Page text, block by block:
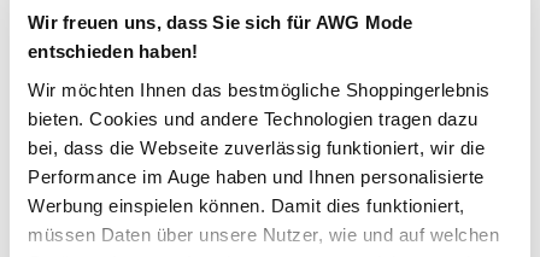
Wir freuen uns, dass Sie sich für AWG Mode
entschieden haben!
Wir möchten Ihnen das bestmögliche Shoppingerlebnis
bieten. Cookies und andere Technologien tragen dazu
bei, dass die Webseite zuverlässig funktioniert, wir die
Performance im Auge haben und Ihnen personalisierte
Werbung einspielen können. Damit dies funktioniert,
müssen Daten über unsere Nutzer, wie und auf welchen
In den Warenkorb
Schneller DHL Versand: in 1–3 Werktagen
Kostenfreie Rücksendung innerhalb 14 Tage
Kostenlose Filiallieferung in Ihre Wunschfiliale